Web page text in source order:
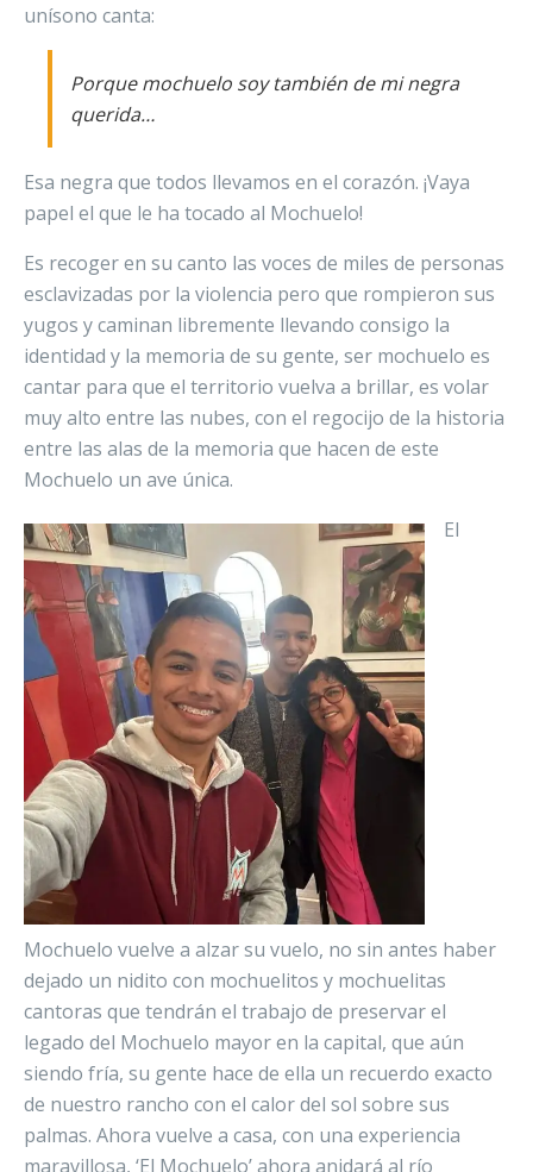
unísono canta:
Porque mochuelo soy también de mi negra
querida…
Esa negra que todos llevamos en el corazón. ¡Vaya
papel el que le ha tocado al Mochuelo!
Es recoger en su canto las voces de miles de personas
esclavizadas por la violencia pero que rompieron sus
yugos y caminan libremente llevando consigo la
identidad y la memoria de su gente, ser mochuelo es
cantar para que el territorio vuelva a brillar, es volar
muy alto entre las nubes, con el regocijo de la historia
entre las alas de la memoria que hacen de este
Mochuelo un ave única.
El
Mochuelo vuelve a alzar su vuelo, no sin antes haber
dejado un nidito con mochuelitos y mochuelitas
cantoras que tendrán el trabajo de preservar el
legado del Mochuelo mayor en la capital, que aún
siendo fría, su gente hace de ella un recuerdo exacto
de nuestro rancho con el calor del sol sobre sus
palmas. Ahora vuelve a casa, con una experiencia
maravillosa, ‘El Mochuelo’ ahora anidará al río